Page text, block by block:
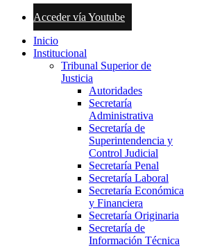
Acceder vía Youtube
Inicio
Institucional
Tribunal Superior de
Justicia
Autoridades
Secretaría
Administrativa
Secretaría de
Superintendencia y
Control Judicial
Secretaría Penal
Secretaría Laboral
Secretaría Económica
y Financiera
Secretaría Originaria
Secretaría de
Información Técnica